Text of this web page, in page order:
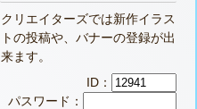
クリエイターズでは新作イラス
トの投稿や、バナーの登録が出
来ます。
ID：
パスワード：